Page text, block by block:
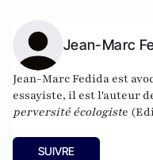
Jean-Marc
Jean-Marc Fedida est
essayiste, il est l'auteur
perversité écologiste
SUIVRE